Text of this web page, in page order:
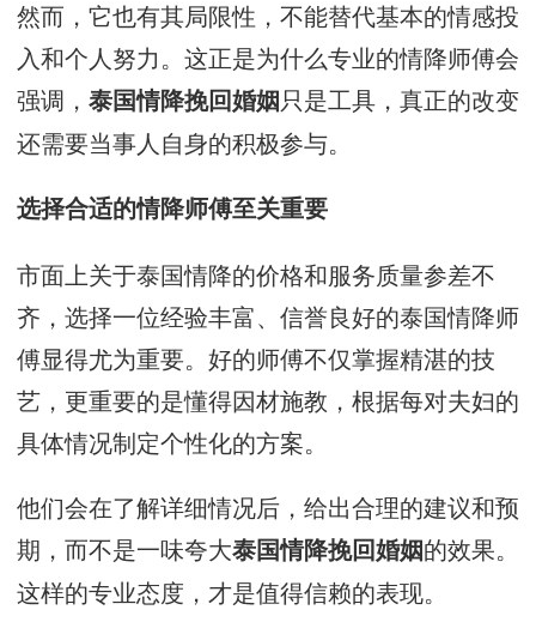
然而，它也有其局限性，不能替代基本的情感投
入和个人努力。这正是为什么专业的情降师傅会
强调， 泰国情降挽回婚姻只是工具，真正的改变
还需要当事人自身的积极参与。
选择合适的情降师傅至关重要
市面上关于泰国情降的价格和服务质量参差不
齐，选择一位经验丰富、信誉良好的泰国情降师
傅显得尤为重要。好的师傅不仅掌握精湛的技
艺，更重要的是懂得因材施教，根据每对夫妇的
具体情况制定个性化的方案。
他们会在了解详细情况后，给出合理的建议和预
期，而不是一味夸大泰国情降挽回婚姻的效果。
这样的专业态度，才是值得信赖的表现。